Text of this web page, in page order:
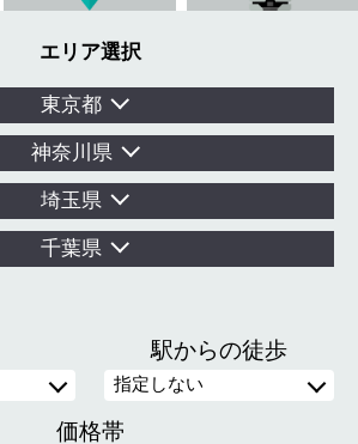
エリア選択
東京都
神奈川県
埼玉県
千葉県
駅からの徒歩
価格帯